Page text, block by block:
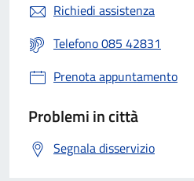
Richiedi assistenza
Telefono 085 42831
Prenota appuntamento
Problemi in città
Segnala disservizio